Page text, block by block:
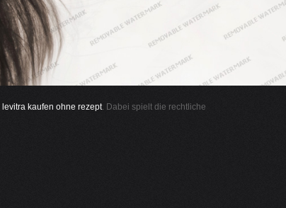
levitra kaufen ohne rezept. Dabei spielt die rechtliche